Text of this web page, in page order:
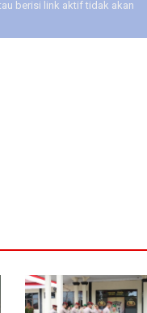
berisi link aktif tidak akan